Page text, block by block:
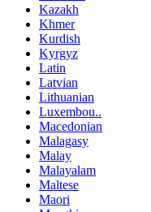
Kazakh
Khmer
Kurdish
Kyrgyz
Latin
Latvian
Lithuanian
Luxembou..
Macedonian
Malagasy
Malay
Malayalam
Maltese
Maori